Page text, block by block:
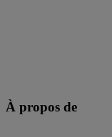
À propos de